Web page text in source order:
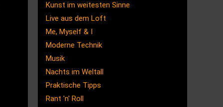
Kunst im weitesten Sinne
Live aus dem Loft
Me, Myself & I
Moderne Technik
Musik
Nachts im Weltall
Praktische Tipps
Rant 'n' Roll